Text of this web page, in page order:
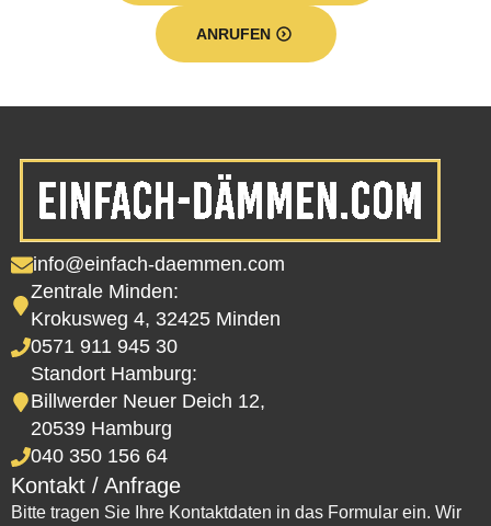
ANRUFEN
info@einfach-daemmen.com
Zentrale Minden:
Krokusweg 4, 32425 Minden
0571 911 945 30
Standort Hamburg:
Billwerder Neuer Deich 12,
20539 Hamburg
040 350 156 64
Kontakt / Anfrage
Bitte tragen Sie Ihre Kontaktdaten in das Formular ein. Wir